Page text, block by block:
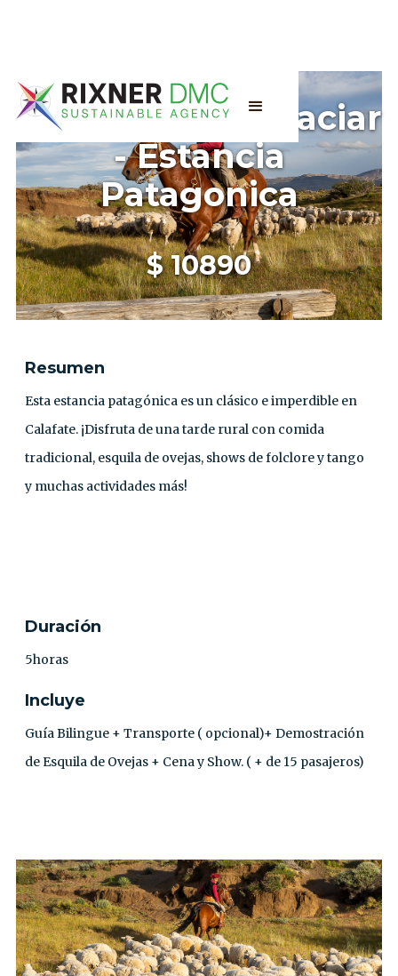
El Galpón del Glaciar
- Estancia
Patagonica
$10890
Resumen
Esta estancia patagónica es un clásico e imperdible en
Calafate. ¡Disfruta de una tarde rural con comida
tradicional, esquila de ovejas, shows de folclore y tango
y muchas actividades más!
Duración
5horas
Incluye
Guía Bilingue + Transporte ( opcional)+ Demostración
de Esquila de Ovejas + Cena y Show. ( + de 15 pasajeros)